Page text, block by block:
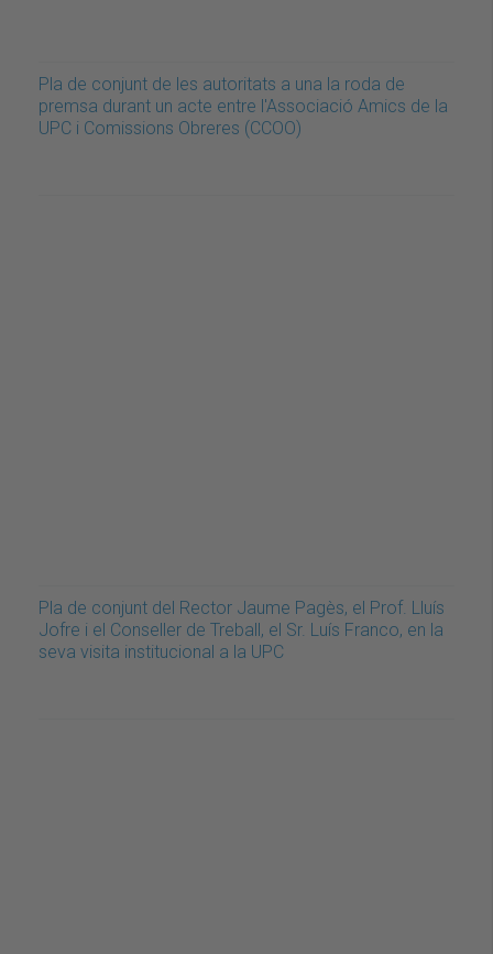
Pla de conjunt de les autoritats a una la roda de
premsa durant un acte entre l'Associació Amics de la
UPC i Comissions Obreres (CCOO)
Pla de conjunt del Rector Jaume Pagès, el Prof. Lluís
Jofre i el Conseller de Treball, el Sr. Luís Franco, en la
seva visita institucional a la UPC